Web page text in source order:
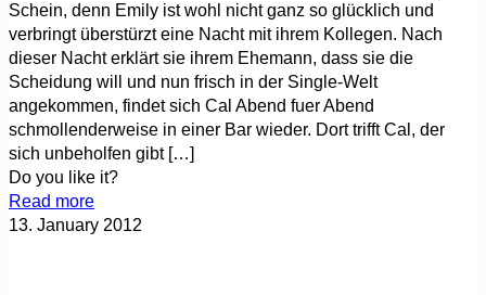
Schein, denn Emily ist wohl nicht ganz so glücklich und
verbringt überstürzt eine Nacht mit ihrem Kollegen. Nach
dieser Nacht erklärt sie ihrem Ehemann, dass sie die
Scheidung will und nun frisch in der Single-Welt
angekommen, findet sich Cal Abend fuer Abend
schmollenderweise in einer Bar wieder. Dort trifft Cal, der
sich unbeholfen gibt[…]
Do you like it?
Read more
13. January 2012